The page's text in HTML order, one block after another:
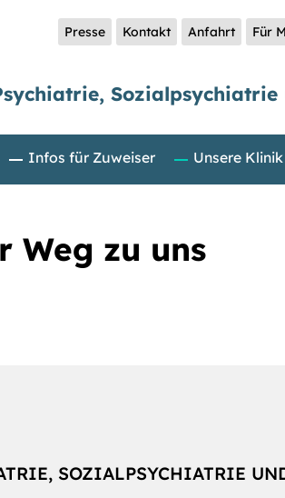
Presse Kontakt Anfahrt Für
Sozialpsychiatrie
Infos für Zuweiser Unsere Klinik
Weg zu uns
SOZIALPSYCHIATRIE